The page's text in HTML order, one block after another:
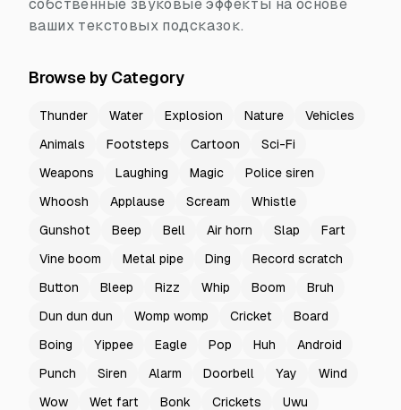
собственные звуковые эффекты на основе
ваших текстовых подсказок.
Browse by Category
Thunder Water Explosion Nature
Vehicles
Animals
Footsteps Cartoon
Sci-Fi
Weapons
Laughing Magic
Police siren
Whoosh
Applause Scream
Whistle
Gunshot
Beep Bell Air horn Slap
Fart
Vine boom
Metal pipe Ding
Record scratch
Button
Bleep Rizz Whip Boom
Bruh
Dun dun dun
Womp womp Cricket
Board
Boing
Yippee Eagle Pop Huh
Android
Punch
Siren Alarm Doorbell Yay
Wind
Wow
Wet fart Bonk Crickets Uwu